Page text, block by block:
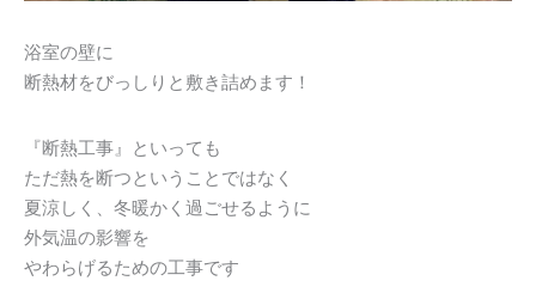
浴室の壁に
断熱材をびっしりと敷き詰めます！
『断熱工事』といっても
ただ熱を断つということではなく
夏涼しく、冬暖かく過ごせるように
外気温の影響を
やわらげるための工事です